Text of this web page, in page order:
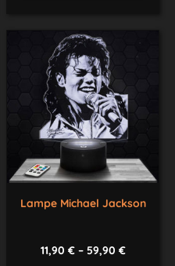
Lampe Michael Jackson
11,90 €– 59,90 €